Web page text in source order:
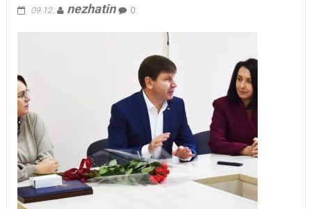
09.12. nezhatin 0